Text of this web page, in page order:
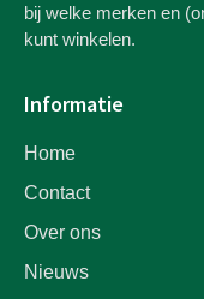
bij welke merken en
kunt winkelen.
Informatie
Home
Contact
Over ons
Nieuws